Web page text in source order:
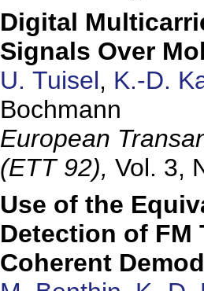
Digital
Signals Over
U. Tuisel, K.-D.
Bochmann
European
(ETT 92), Vol. 3,
Use of the
Detection of FM
Coherent